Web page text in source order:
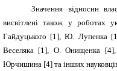
Значення відносин
висвітлені також у роботах
Гайдуцького [1], Ю. Лупенка
Веселяка [1], О. Онищенка
Юрчишина [4] та інших